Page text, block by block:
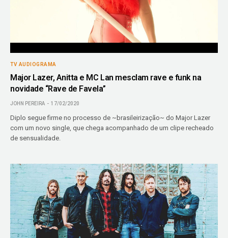
TV AUDIOGRAMA
Major Lazer, Anitta e MC Lan mesclam rave e funk na
novidade “Rave de Favela”
JOHN PEREIRA 17/02/2020
Diplo segue firme no processo de ~brasileirização~ do Major Lazer
com um novo single, que chega acompanhado de um clipe recheado
de sensualidade.